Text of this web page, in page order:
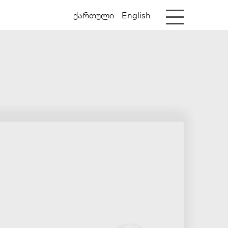
ქართული English